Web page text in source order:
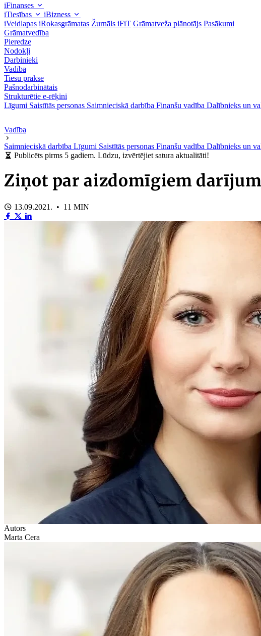
iFinanses
iTiesības
iBizness
iVeidlapas iRokasgrāmatas Žurnāls iFiT Grāmatveža plānotājs Pasākumi
Grāmatvedība
Pieredze
Nodokļi
Darbinieki
Vadība
Tiesu prakse
Pašnodarbinātais
Strukturētie e-rēķini
Līgumi Saistītās personas Saimnieciskā darbība Finanšu vadība Dalībnieks un
Vadība
Saimnieciskā darbība Līgumi Saistītās personas Finanšu vadība Dalībnieks un
Publicēts pirms 5 gadiem. Lūdzu, izvērtējiet satura aktualitāti!
Ziņot par aizdomīgiem
13.09.2021. • 11 MIN
Autors
Marta Cera